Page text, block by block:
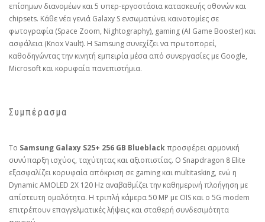
επίσημων διανομέων και 5 υπερ-εργοστάσια κατασκευής οθονών και
chipsets. Κάθε νέα γενιά Galaxy S ενσωματώνει καινοτομίες σε
φωτογραφία (Space Zoom, Nightography), gaming (AI Game Booster) και
ασφάλεια (Knox Vault). Η Samsung συνεχίζει να πρωτοπορεί,
καθοδηγώντας την κινητή εμπειρία μέσα από συνεργασίες με Google,
Microsoft και κορυφαία πανεπιστήμια.
Συμπέρασμα
Το Samsung Galaxy S25+ 256 GB Blueblackπροσφέρει αρμονική
συνύπαρξη ισχύος, ταχύτητας και αξιοπιστίας. Ο Snapdragon 8 Elite
εξασφαλίζει κορυφαία απόκριση σε gaming και multitasking, ενώ η
Dynamic AMOLED 2X 120 Hz αναβαθμίζει την καθημερινή πλοήγηση με
απίστευτη ομαλότητα. Η τριπλή κάμερα 50 MP με OIS και ο 5G modem
επιτρέπουν επαγγελματικές λήψεις και σταθερή συνδεσιμότητα